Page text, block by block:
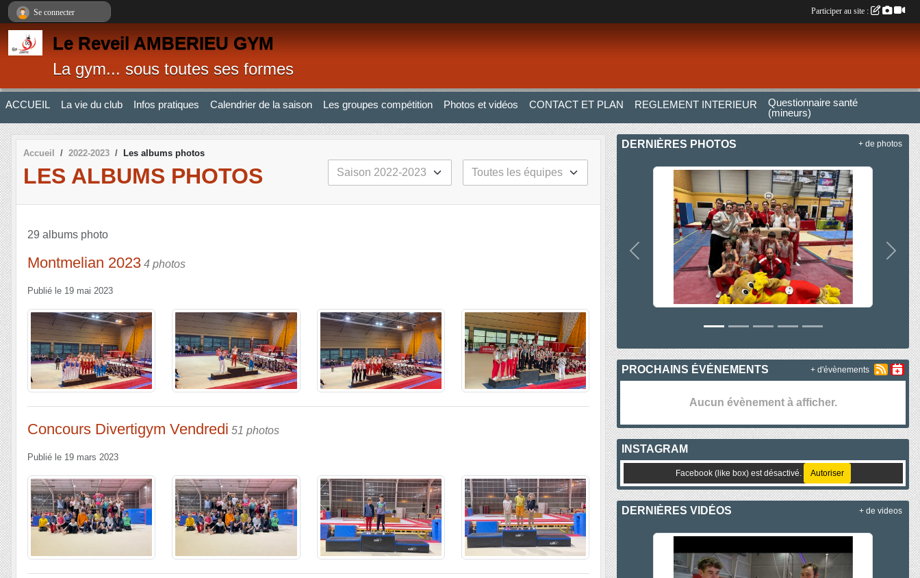
Le Reveil AMBERIEU GYM
La gym... sous toutes ses formes
ACCUEIL La vie du club Infos pratiques Calendrier de la saison Les groupes compétition Photos et vidéos CONTACT ET PLAN REGLEMENT INTERIEUR
Questionnaire santé
(mineurs)
Accueil 2022-2023 Les albums photos
LES ALBUMS PHOTOS
29 albums photo
Montmelian 2023 4 photos
Publié le 19 mai 2023
Concours Divertigym Vendredi 51 photos
Publié le 19 mars 2023
DERNIÈRES PHOTOS
Précedent
+ de photos
PROCHAINS ÉVÉNEMENTS
Aucun évènement à afficher.
+ d'évènements
INSTAGRAM
Facebook (like box) est désactivé. Autoriser
DERNIÈRES VIDÉOS + de videos
Se connecter Participer au site :
Panneau de gestion des cookies